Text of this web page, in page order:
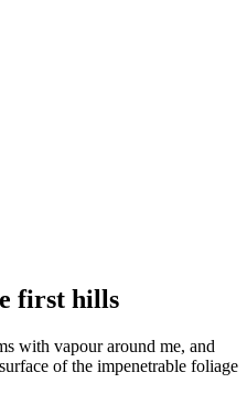
first hills
with vapour around me, and
of the impenetrable foliage